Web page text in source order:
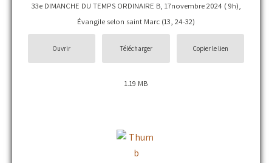
33e DIMANCHE DU TEMPS ORDINAIRE B, 17novembre 2024 ( 9h),
Évangile selon saint Marc (13, 24-32)
Ouvrir Télécharger Copier le lien
1.19 MB